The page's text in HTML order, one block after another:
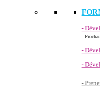
-
-
-
-